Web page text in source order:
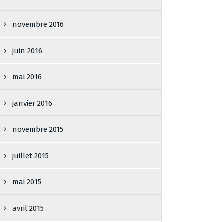
novembre 2016
juin 2016
mai 2016
janvier 2016
novembre 2015
juillet 2015
mai 2015
avril 2015